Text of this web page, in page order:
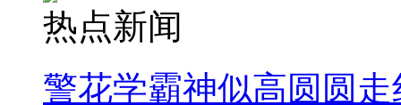
热点新闻
警花学霸神似高圆圆走